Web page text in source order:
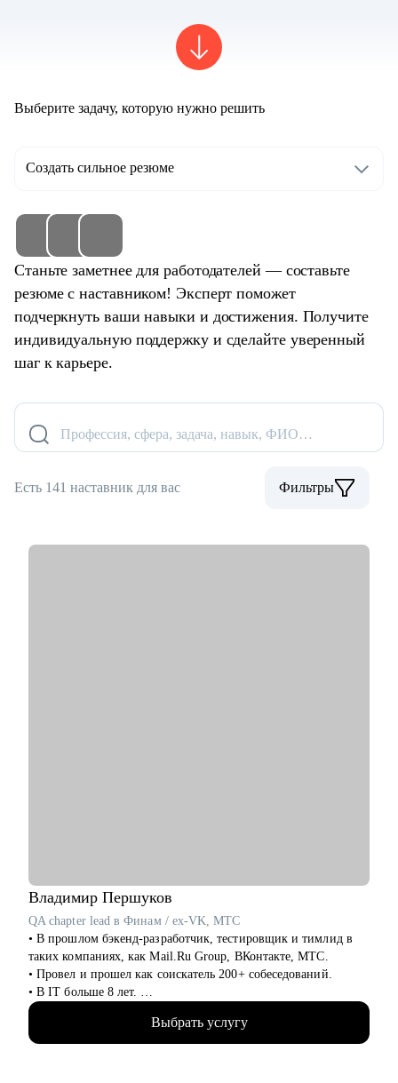
Выберите задачу, которую нужно решить
Создать сильное резюме
Станьте заметнее для работодателей — составьте
резюме с наставником! Эксперт поможет
подчеркнуть ваши навыки и достижения. Получите
индивидуальную поддержку и сделайте уверенный
шаг к карьере.
Профессия, сфера, задача, навык, ФИО…
Есть 141 наставник для вас Фильтры
Владимир Першуков
QA chapter lead в Финам / ex-VK, МТС
• В прошлом бэкенд-разработчик, тестировщик и тимлид в
таких компаниях, как Mail.Ru Group, ВКонтакте, МТС.
• Провел и прошел как соискатель 200+ собеседований.
• В IT больше 8 лет.
• Учусь на курсе "Команда" Стратоплана в продвинутой
• Отвечаю за командные процессы и практики.
Выбрать услугу